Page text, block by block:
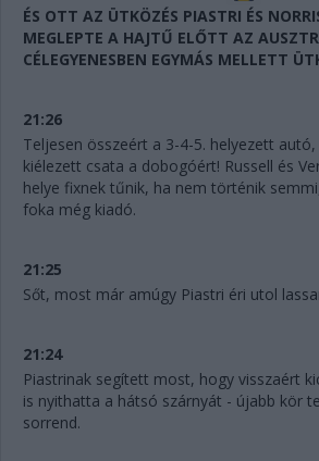
ÉS OTT AZ ÜTKÖZÉS PIASTRI ÉS
MEGLEPTE A HAJTŰ ELŐTT AZ
CÉLEGYENESBEN EGYMÁS MELLETT
21:26
Teljesen összeért a 3-4-5. helyezett
kiélezett csata a dobogóért! Russell és
helye fixnek tűnik, ha nem történik
foka még kiadó.
21:25
Sőt, most már amúgy Piastri éri utol
21:24
Piastrinak segített most, hogy visszaért
is nyithatta a hátsó szárnyát - újabb kör
sorrend.